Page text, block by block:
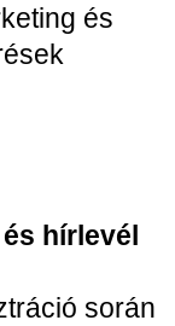
és
hírlevél
során